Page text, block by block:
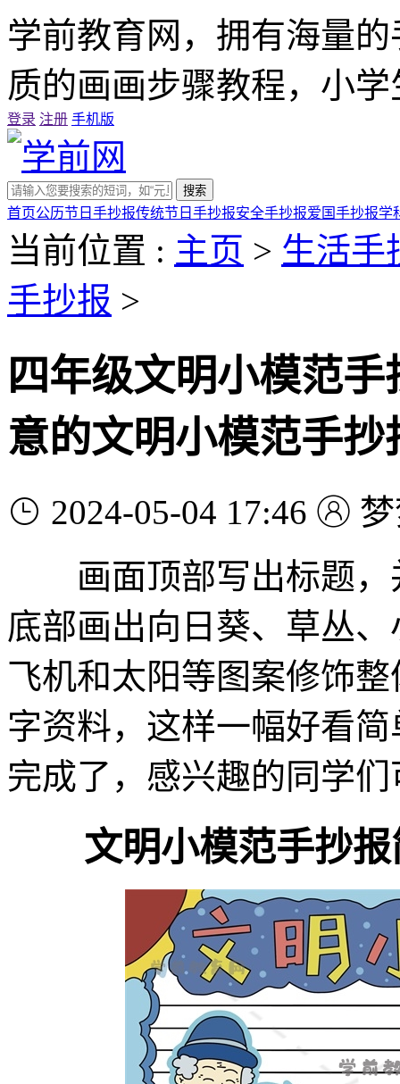
学前教育网，拥有海量
质的画画步骤教程，小
登录 注册 手机版
搜索
首页公历节日手抄报传统节日手抄报安全手抄报爱国手抄报学
当前位置 : 主页 > 生活手
手抄报 >
四年级文明小模范
意的文明小模范手抄
2024-05-04 17:46
画面顶部写出标题，
底部画出向日葵、草丛
飞机和太阳等图案修饰
字资料，这样一幅好看
完成了，感兴趣的同学
文明小模范手抄报